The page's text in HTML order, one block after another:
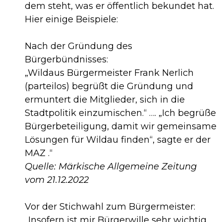
dem steht, was er öffentlich bekundet hat.
Hier einige Beispiele:
Nach der Gründung des
Bürgerbündnisses:
„Wildaus Bürgermeister Frank Nerlich
(parteilos) begrüßt die Gründung und
ermuntert die Mitglieder, sich in die
Stadtpolitik einzumischen.“ …. „Ich begrüße
Bürgerbeteiligung, damit wir gemeinsame
Lösungen für Wildau finden“, sagte er der
MAZ .“
Quelle: Märkische Allgemeine Zeitung
vom 21.12.2022
Vor der Stichwahl zum Bürgermeister: